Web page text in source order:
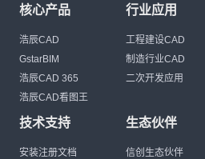
核心产品
浩辰CAD
GstarBIM
浩辰CAD 365
浩辰CAD看图王
行业应用
工程建设CAD
制造行业CAD
二次开发应用
技术支持
安装注册文档
生态伙伴
信创生态伙伴